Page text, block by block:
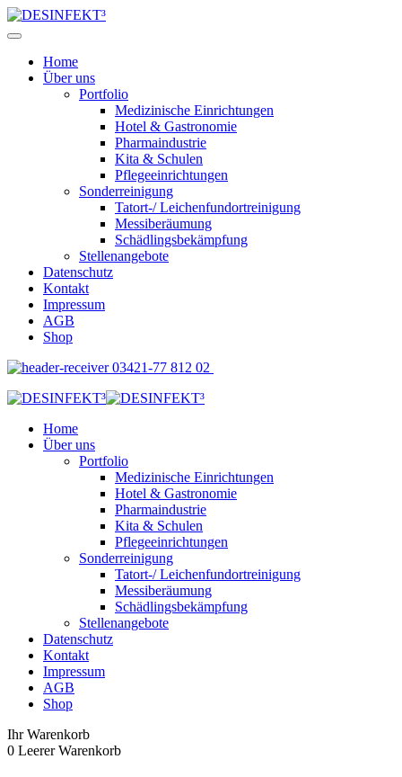
Home
Über uns
Portfolio
Medizinische Einrichtungen
Hotel & Gastronomie
Pharmaindustrie
Kita & Schulen
Pflegeeinrichtungen
Sonderreinigung
Tatort-/ Leichenfundortreinigung
Messiberäumung
Schädlingsbekämpfung
Stellenangebote
Datenschutz
Kontakt
Impressum
AGB
Shop
03421-77 812 02
Home
Über uns
Portfolio
Medizinische Einrichtungen
Hotel & Gastronomie
Pharmaindustrie
Kita & Schulen
Pflegeeinrichtungen
Sonderreinigung
Tatort-/ Leichenfundortreinigung
Messiberäumung
Schädlingsbekämpfung
Stellenangebote
Datenschutz
Kontakt
Impressum
AGB
Shop
Ihr Warenkorb
0 Leerer Warenkorb